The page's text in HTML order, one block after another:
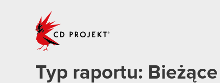
Typ raportu: Bieżące